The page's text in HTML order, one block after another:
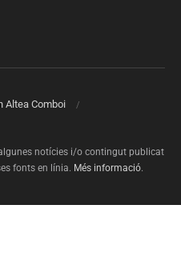
Altea Comboi
notícies i/o contingut publicat
fonts en línia. Més informació.